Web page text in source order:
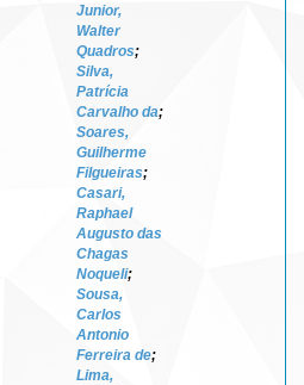
Junior,
Walter
Quadros;
Silva,
Patrícia
Carvalho da;
Soares,
Guilherme
Filgueiras;
Casari,
Raphael
Augusto das
Chagas
Noqueli;
Sousa,
Carlos
Antonio
Ferreira de;
Lima,